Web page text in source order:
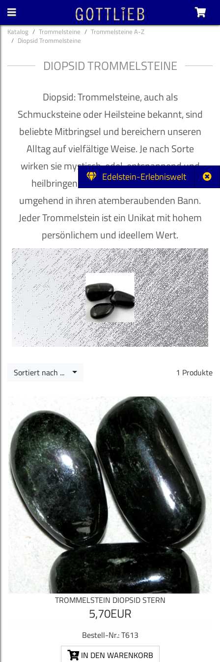
Edelstein-Erlebniswelt
Katalog Trommelsteine
Trommelsteine A-Z
Diopsid Trommelsteine
DIOPSID TROMMELSTEINE
Diopsid: Trommelsteine, auch als
Schmucksteine oder Heilsteine bekannt, sind
beliebte Mitbringsel und bereichern unseren
Alltag auf vielfältige Weise. Je nach Sorte
wirken sie mystisch, edel, entspannend und
heilbringend und ziehen ihren Besitzer
umgehend in ihren atemberaubenden Bann.
Jeder Trommelstein ist ein Unikat mit hohem
persönlichem und ideellem Wert.
1 Produkte
Sortiert nach ...
TROMMELSTEIN DIOPSID STERN
5,70EUR
Bestell-Nr.: T613
IN DEN WARENKORB